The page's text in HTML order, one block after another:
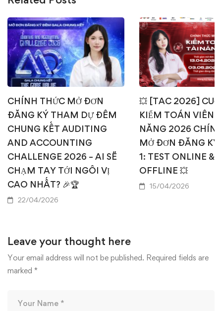
CHÍNH THỨC MỞ ĐƠN
ĐĂNG KÝ THAM DỰ ĐÊM
CHUNG KẾT AUDITING
AND ACCOUNTING
CHALLENGE 2026 – AI SẼ
CHẠM TAY TỚI NGÔI VỊ
CAO NHẤT? 🎉🏆
22/04/2026
💥 [TAC 2026]
KIỂM TOÁN VIÊN
NĂNG 2026
MỞ ĐƠN ĐĂNG KÝ
1: TEST ONLINE &
OFFLINE 💥
15/04/2026
Leave your thought here
Your email address will not be published. Required fields are
marked *